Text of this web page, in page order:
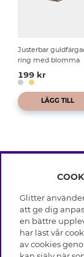
Justerbar
ring med blomma
199 kr
LÄGG TILL
Glitter
att ge dig
en bättre
har läst vår
av cookies